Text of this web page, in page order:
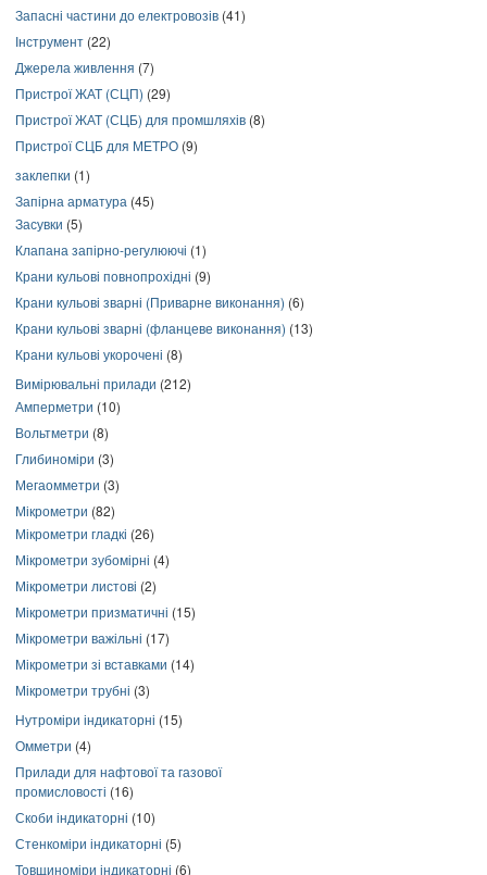
Запасні частини до електровозів (41)
Інструмент (22)
Джерела живлення (7)
Пристрої ЖАТ (СЦП) (29)
Пристрої ЖАТ (СЦБ) для промшляхів (8)
Пристрої СЦБ для МЕТРО (9)
заклепки (1)
Запірна арматура (45)
Засувки (5)
Клапана запірно-регулюючі (1)
Крани кульові повнопрохідні (9)
Крани кульові зварні (Приварне виконання) (6)
Крани кульові зварні (фланцеве виконання) (13)
Крани кульові укорочені (8)
Вимірювальні прилади (212)
Амперметри (10)
Вольтметри (8)
Глибиноміри (3)
Мегаомметри (3)
Мікрометри (82)
Мікрометри гладкі (26)
Мікрометри зубомірні (4)
Мікрометри листові (2)
Мікрометри призматичні (15)
Мікрометри важільні (17)
Мікрометри зі вставками (14)
Мікрометри трубні (3)
Нутроміри індикаторні (15)
Омметри (4)
Прилади для нафтової та газової
промисловості (16)
Скоби індикаторні (10)
Стенкоміри індикаторні (5)
Товщиноміри індикаторні (6)